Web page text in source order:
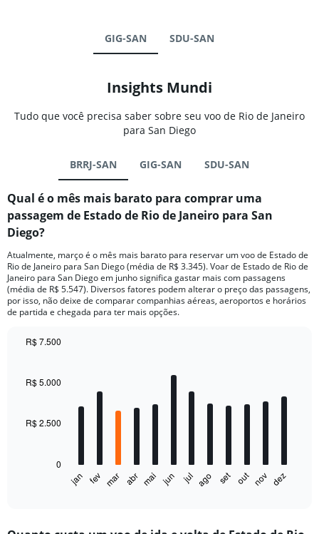
GIG-SAN SDU-SAN
Insights Mundi
Tudo que você precisa saber sobre seu voo de Rio de Janeiro
para San Diego
BRRJ-SAN GIG-SAN SDU-SAN
Qual é o mês mais barato para comprar uma
passagem de Estado de Rio de Janeiro para San
Diego?
Atualmente, março é o mês mais barato para reservar um voo de Estado de
Rio de Janeiro para San Diego (média de R$ 3.345). Voar de Estado de Rio de
Janeiro para San Diego em junho significa gastar mais com passagens
(média de R$ 5.547). Diversos fatores podem alterar o preço das passagens,
por isso, não deixe de comparar companhias aéreas, aeroportos e horários
de partida e chegada para ter mais opções.
with
The
jan fev mar abr mai jun jul ago set out nov dez
0
R$ 2.500
R$ 5.000
R$ 7.500